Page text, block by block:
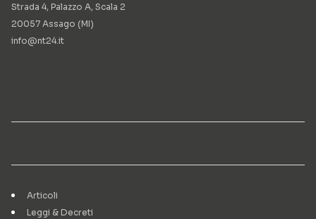
Strada 4, Palazzo A, Scala 2
20057 Assago (MI)
info@nt24.it
Articoli
Leggi & Decreti